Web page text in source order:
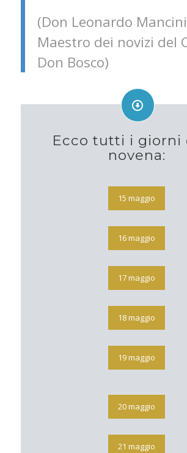
(Don Leonardo
Maestro dei novizi del
Don Bosco)
Ecco tutti i giorni
novena:
15 maggio
16 maggio
17 maggio
18 maggio
19 maggio
20 maggio
21 maggio